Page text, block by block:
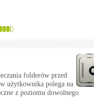
folderów przed
użytkownika polega na
z poziomu dowolnego